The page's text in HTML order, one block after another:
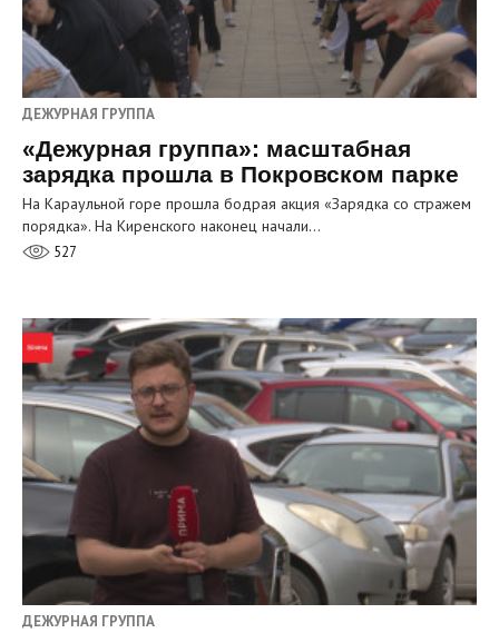
ДЕЖУРНАЯ ГРУППА
«Дежурная группа»: масштабная
зарядка прошла в Покровском парке
На Караульной горе прошла бодрая акция «Зарядка со стражем
порядка». На Киренского наконец начали…
527
ДЕЖУРНАЯ ГРУППА